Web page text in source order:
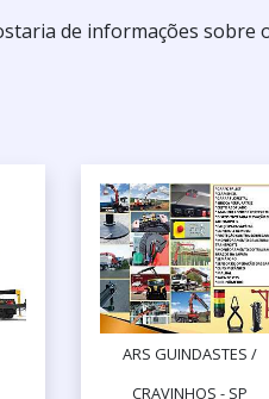
de informações sobre
ARS GUINDASTES /
CRAVINHOS - SP